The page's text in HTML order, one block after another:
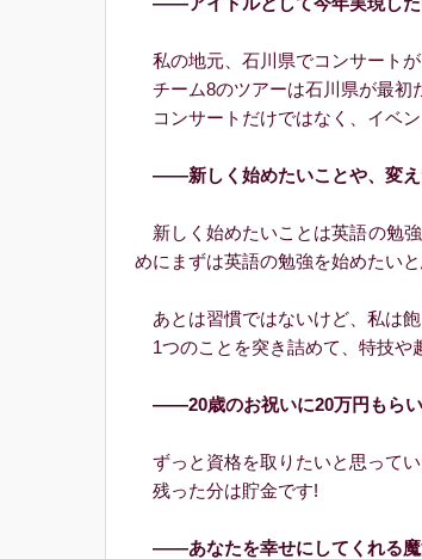
私の地元、石川県でコンサート
チーム8のツアーは石川県が最初
コンサートだけではなく、イベ
――新しく始めたいことや、変え
新しく始めたいことは英語の勉
めにまずは英語の勉強を始めたいと
あとは習慣ではないけど、私は
1つのことを突き詰めて、特技や
――20歳のお祝いに20万円もら
ずっと資格を取りたいと思って
残った分は貯金です!
――あなたを幸せにしてくれる魔